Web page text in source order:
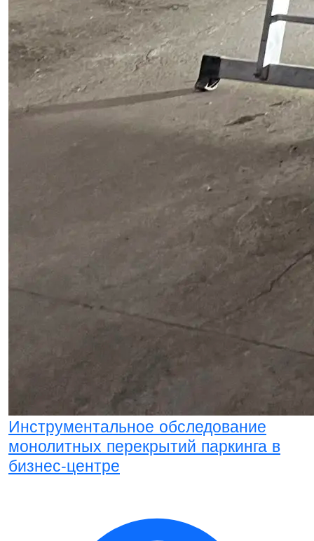
Инструментальное обследование
монолитных перекрытий паркинга в
бизнес-центре